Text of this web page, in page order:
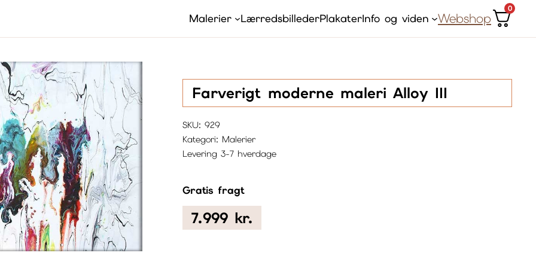
Malerier LærredsbillederPlakaterInfo og viden Webshop
0
Farverigt moderne maleri Alloy III
SKU: 929
Kategori: Malerier
Levering 3-7 hverdage
Gratis fragt
7.999 kr.